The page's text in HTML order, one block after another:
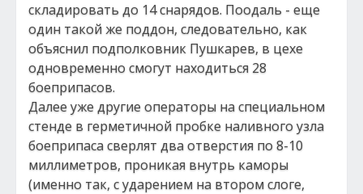
складировать до 14 снарядов. Поодаль - еще
один такой же поддон, следовательно, как
объяснил подполковник Пушкарев, в цехе
одновременно смогут находиться 28
боеприпасов.
Далее уже другие операторы на специальном
стенде в герметичной пробке наливного узла
боеприпаса сверлят два отверстия по 8-10
миллиметров, проникая внутрь каморы
(именно так, с ударением на втором слоге,